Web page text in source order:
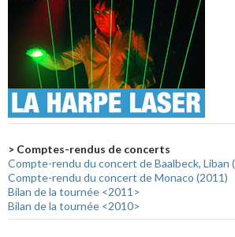
> Comptes-rendus de concerts
Compte-rendu du concert de Baalbeck, Liban
Compte-rendu du concert de Monaco (2011)
Bilan de la tournée <2011>
Bilan de la tournée <2010>